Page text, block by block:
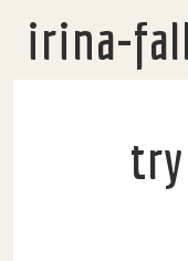
irina-